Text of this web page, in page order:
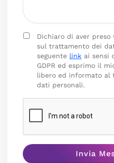
Dichiaro di aver preso
sul trattamento dei
seguente link ai sensi
GDPR ed esprimo il
libero ed informato al
dati personali.